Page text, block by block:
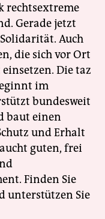
rechtsextreme
Gerade jetzt
Auch
die sich vor Ort
Die taz
im
bundesweit
baut einen
und Erhalt
guten, frei
Finden Sie
unterstützen Sie